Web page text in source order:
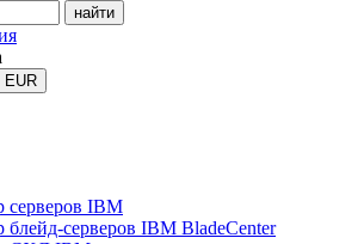
EUR
серверов IBM
блейд-серверов IBM BladeCenter